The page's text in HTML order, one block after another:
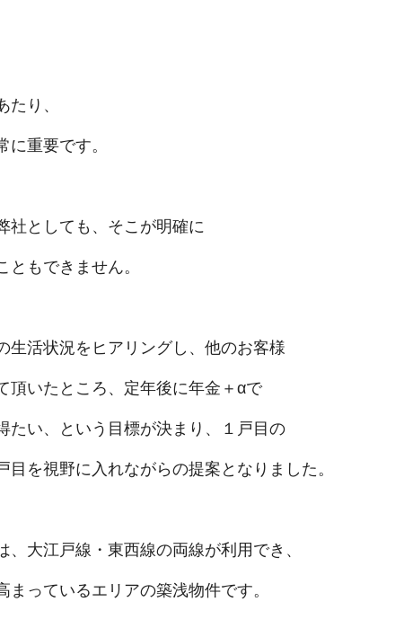
り、
に重要です。
社としても、そこが明確に
もできません。
生活状況をヒアリングし、他のお客様
頂いたところ、定年後に年金＋αで
たい、という目標が決まり、１戸目の
目を視野に入れながらの提案となりました。
、大江戸線・東西線の両線が利用でき、
まっているエリアの築浅物件です。